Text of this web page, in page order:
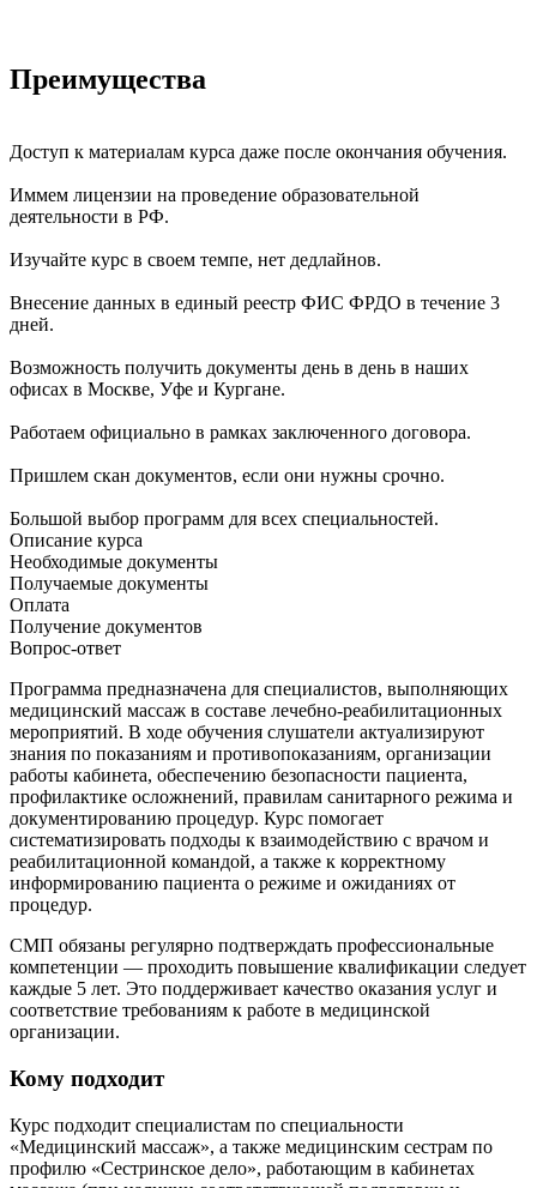
Преимущества
Доступ к материалам курса даже после окончания обучения.
Иммем лицензии на проведение образовательной
деятельности в РФ.
Изучайте курс в своем темпе, нет дедлайнов.
Внесение данных в единый реестр ФИС ФРДО в течение 3
дней.
Возможность получить документы день в день в наших
офисах в Москве, Уфе и Кургане.
Работаем официально в рамках заключенного договора.
Пришлем скан документов, если они нужны срочно.
Большой выбор программ для всех специальностей.
Описание курса
Необходимые документы
Получаемые документы
Оплата
Получение документов
Вопрос-ответ
Программа предназначена для специалистов, выполняющих
медицинский массаж в составе лечебно-реабилитационных
мероприятий. В ходе обучения слушатели актуализируют
знания по показаниям и противопоказаниям, организации
работы кабинета, обеспечению безопасности пациента,
профилактике осложнений, правилам санитарного режима и
документированию процедур. Курс помогает
систематизировать подходы к взаимодействию с врачом и
реабилитационной командой, а также к корректному
информированию пациента о режиме и ожиданиях от
процедур.
СМП обязаны регулярно подтверждать профессиональные
компетенции — проходить повышение квалификации следует
каждые 5 лет. Это поддерживает качество оказания услуг и
соответствие требованиям к работе в медицинской
организации.
Кому подходит
Курс подходит специалистам по специальности
«Медицинский массаж», а также медицинским сестрам по
профилю «Сестринское дело», работающим в кабинетах